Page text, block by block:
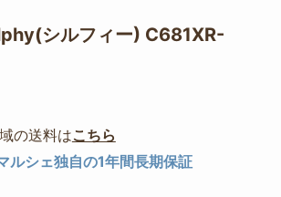
シルフィー) C681XR-
の送料はこちら
ルシェ独自の1年間長期保証